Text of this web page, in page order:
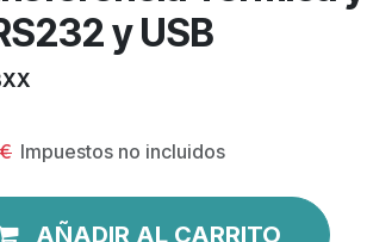
y USB
Impuestos no incluidos
AÑADIR AL CARRITO